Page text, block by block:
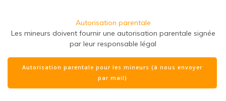
Autorisation parentale
Les mineurs doivent fournir une autorisation parentale signée
par leur responsable légal
Autorisation parentale pour les mineurs (à nous envoyer
par mail)